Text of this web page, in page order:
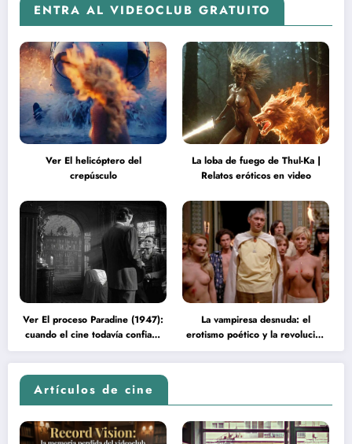
ENTRA AL VIDEOCLUB GRATUITO
Ver El helicóptero del
crepúsculo
La loba de fuego de Thul-Ka |
Relatos eróticos en video
Ver El proceso Paradine (1947):
cuando el cine todavía confiaba
en la inteligencia del espectador
La vampiresa desnuda: el
erotismo poético y la revolución
psicodélica de Jean Rollin
Artículos de cine